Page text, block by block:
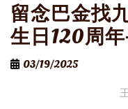
留念巴金找
生日120周
03/19/2025